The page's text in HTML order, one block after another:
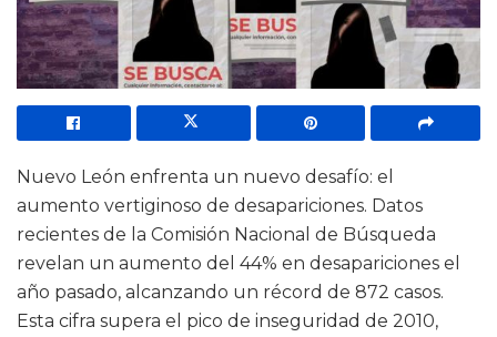
Nuevo León enfrenta un nuevo desafío: el
aumento vertiginoso de desapariciones. Datos
recientes de la Comisión Nacional de Búsqueda
revelan un aumento del 44% en desapariciones el
año pasado, alcanzando un récord de 872 casos.
Esta cifra supera el pico de inseguridad de 2010,